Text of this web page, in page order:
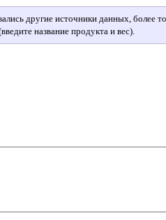
другие источники данных, более
название продукта и вес).